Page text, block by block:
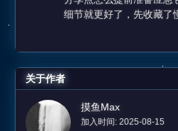
细节就更好了，先收藏了
关于作者
摸鱼Max
加入时间: 2025-08-15